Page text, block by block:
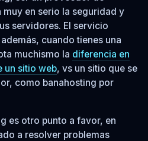
en serio la seguridad y
servidores. El servicio
cuando tienes una
muchismo la diferencia en
un sitio web, vs un sitio que se
como banahosting por
es otro punto a favor, en
a resolver problemas